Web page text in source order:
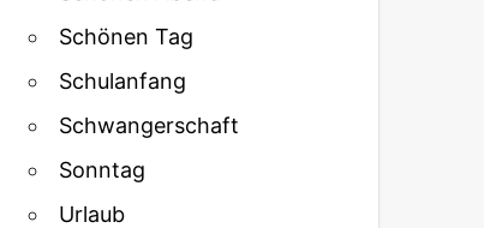
Schönen Tag
Schulanfang
Schwangerschaft
Sonntag
Urlaub